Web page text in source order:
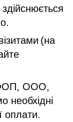
(на
ООО,
необхідні
оплати.